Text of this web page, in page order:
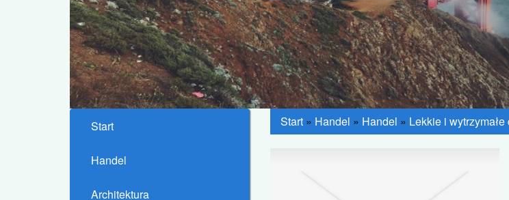
Start
Handel
Architektura
Start» Handel » Handel » Lekkie i